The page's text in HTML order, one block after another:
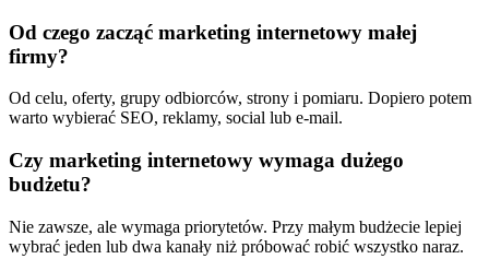
Od czego zacząć marketing internetowy małej
firmy?
Od celu, oferty, grupy odbiorców, strony i pomiaru. Dopiero potem
warto wybierać SEO, reklamy, social lub e-mail.
Czy marketing internetowy wymaga dużego
budżetu?
Nie zawsze, ale wymaga priorytetów. Przy małym budżecie lepiej
wybrać jeden lub dwa kanały niż próbować robić wszystko naraz.